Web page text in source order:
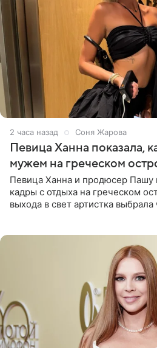
2 часа назад Соня Жарова
Певица Ханна показала,
мужем на греческом
Певица Ханна и продюсер Пашу
кадры с отдыха на греческом
выхода в свет артистка